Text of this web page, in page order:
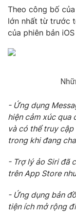
Hậu trường
Nhân vật
Điện ảnh
Âm nhạc
Sao
Đời sống
Chất lượng cuộc
Giáo dục
Hitech Công
Sản phẩm
Thị trường
Tư vấn
Giao lưu trực
Lịch phát sóng
Chuyên mục khác
Emagazine
Theo công bố
lớn nhất từ trước
của phiên bản
- Ứng dụng
hiện cảm xúc qua
và có thể truy
trong khi đang
- Trợ lý ảo Siri đã
trên App Store
- Ứng dụng bản
tiện ích mở rộng